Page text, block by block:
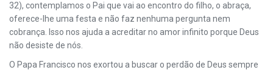
32), contemplamos o Pai que vai ao encontro do filho, o abraça,
oferece-lhe uma festa e não faz nenhuma pergunta nem
cobrança. Isso nos ajuda a acreditar no amor infinito porque Deus
não desiste de nós.
O Papa Francisco nos exortou a buscar o perdão de Deus sempre